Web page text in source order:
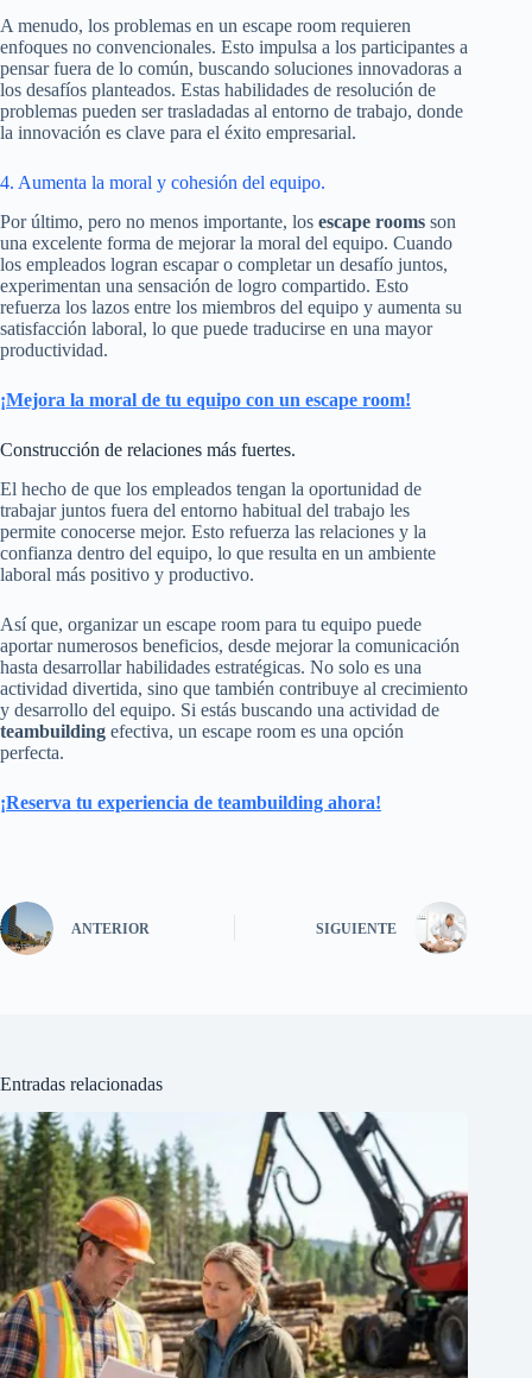
A menudo, los problemas en un escape room requieren
enfoques no convencionales. Esto impulsa a los participantes a
pensar fuera de lo común, buscando soluciones innovadoras a
los desafíos planteados. Estas habilidades de resolución de
problemas pueden ser trasladadas al entorno de trabajo, donde
la innovación es clave para el éxito empresarial.
4. Aumenta la moral y cohesión del equipo.
Por último, pero no menos importante, los escape rooms son
una excelente forma de mejorar la moral del equipo. Cuando
los empleados logran escapar o completar un desafío juntos,
experimentan una sensación de logro compartido. Esto
refuerza los lazos entre los miembros del equipo y aumenta su
satisfacción laboral, lo que puede traducirse en una mayor
productividad.
¡Mejora la moral de tu equipo con un escape room!
Construcción de relaciones más fuertes.
El hecho de que los empleados tengan la oportunidad de
trabajar juntos fuera del entorno habitual del trabajo les
permite conocerse mejor. Esto refuerza las relaciones y la
confianza dentro del equipo, lo que resulta en un ambiente
laboral más positivo y productivo.
Así que, organizar un escape room para tu equipo puede
aportar numerosos beneficios, desde mejorar la comunicación
hasta desarrollar habilidades estratégicas. No solo es una
actividad divertida, sino que también contribuye al crecimiento
y desarrollo del equipo. Si estás buscando una actividad de
teambuilding efectiva, un escape room es una opción
perfecta.
¡Reserva tu experiencia de teambuilding ahora!
ANTERIOR SIGUIENTE
Entradas relacionadas